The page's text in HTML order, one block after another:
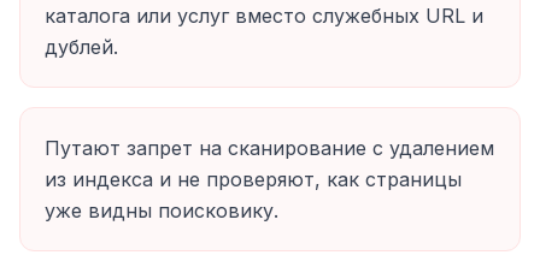
каталога или услуг вместо служебных URL и
дублей.
Путают запрет на сканирование с удалением
из индекса и не проверяют, как страницы
уже видны поисковику.